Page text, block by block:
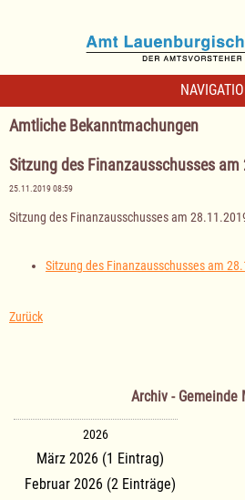
Amtliche Bekanntmachungen
Sitzung des Finanzausschusses
25.11.2019 08:59
Sitzung des Finanzausschusses am
Sitzung des Finanzausschusses am
Zurück
Archiv - Gemeinde
2026
März 2026 (1 Eintrag)
Februar 2026 (2 Einträge)